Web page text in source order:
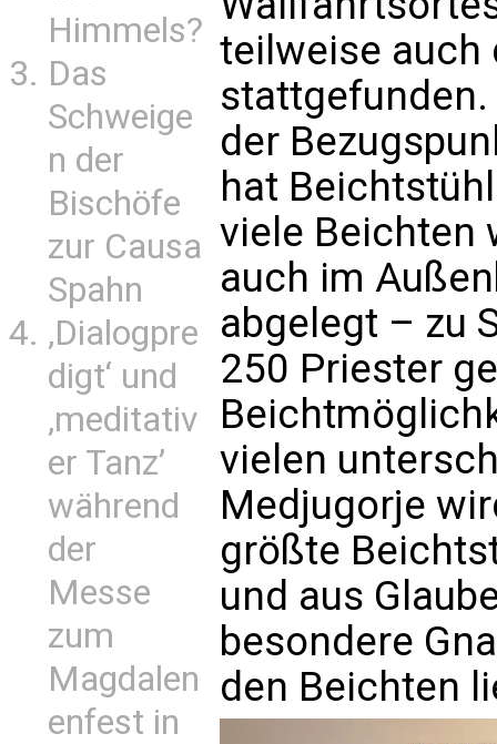
Himmels?
Das
Schweige
n der
Bischöfe
zur Causa
Spahn
‚Dialogpre
digt‘ und
‚meditativ
er Tanz’
während
der
Messe
zum
Magdalen
enfest in
teilweise auch
der
hat
viele Beichten
auch im
abgelegt – zu
250 Priester
vielen
Medjugorje
größte
und aus
besondere
den Beichten